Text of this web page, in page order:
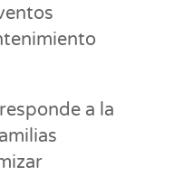
a la